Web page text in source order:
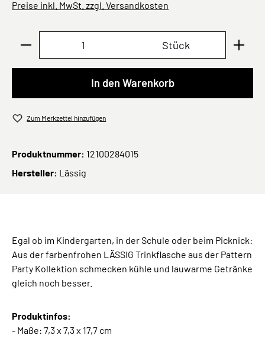
Preise inkl. MwSt. zzgl. Versandkosten
Produkt Anzahl: Gib den gewünschten
Stück
In den Warenkorb
Zum Merkzettel hinzufügen
Produktnummer: 12100284015
Hersteller: Lässig
Egal ob im Kindergarten, in der Schule oder beim Picknick:
Aus der farbenfrohen LÄSSIG Trinkflasche aus der Pattern
Party Kollektion schmecken kühle und lauwarme Getränke
gleich noch besser.
Produktinfos:
- Maße: 7,3 x 7,3 x 17,7 cm